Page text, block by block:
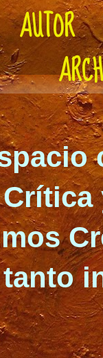
AUTOR
tanto